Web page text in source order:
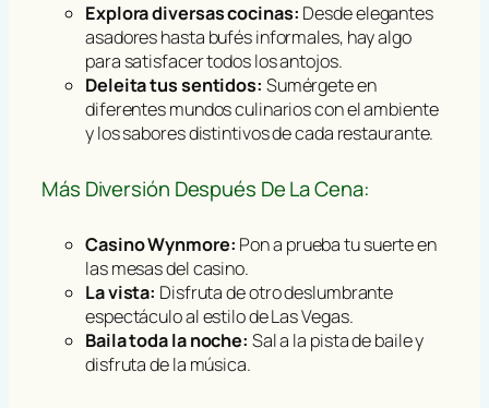
Explora diversas cocinas: Desde elegantes
asadores hasta bufés informales, hay algo
para satisfacer todos los antojos.
Deleita tus sentidos: Sumérgete en
diferentes mundos culinarios con el ambiente
y los sabores distintivos de cada restaurante.
Más Diversión Después De La Cena:
Casino Wynmore: Pon a prueba tu suerte en
las mesas del casino.
La vista: Disfruta de otro deslumbrante
espectáculo al estilo de Las Vegas.
Baila toda la noche: Sal a la pista de baile y
disfruta de la música.